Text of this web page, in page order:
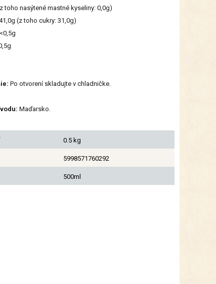
toho nasýtené mastné kyseliny: 0,0g)
(z toho cukry: 31,0g)
Po otvorení skladujte v chladničke.
Maďarsko.
0.5 kg
5998571760292
500ml